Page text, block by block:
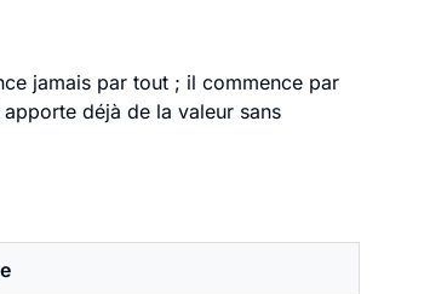
jamais par tout ; il commence par
déjà de la valeur sans